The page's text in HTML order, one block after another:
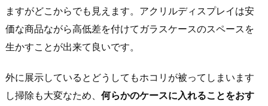
ますがどこからでも見えます。アクリルディスプレイは安
価な商品ながら高低差を付けてガラスケースのスペースを
生かすことが出来て良いです。
外に展示しているとどうしてもホコリが被ってしまいます
し掃除も大変なため、 何らかのケースに入れることをおす